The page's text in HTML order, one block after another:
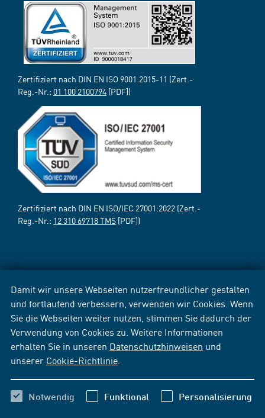
Damit wir unsere Webseiten nutzerfreundlicher gestalten
und fortlaufend verbessern, verwenden wir Cookies. Wenn
Sie die Webseiten weiter nutzen, stimmen Sie dadurch der
Verwendung von Cookies zu. Weitere Informationen
erhalten Sie in unseren Datenschutzhinweisen und
unserer Cookie-Richtlinie
Notwendig Funktional Personalisierung
Zertifiziert nach DIN EN ISO 9001:2015-11 (Zert.-
Reg.-Nr.: 01 100 2100794 [PDF])
Zertifiziert nach DIN EN ISO/IEC 27001:2022 (Zert.-
Reg.-Nr.: 12 310 69718 TMS [PDF])